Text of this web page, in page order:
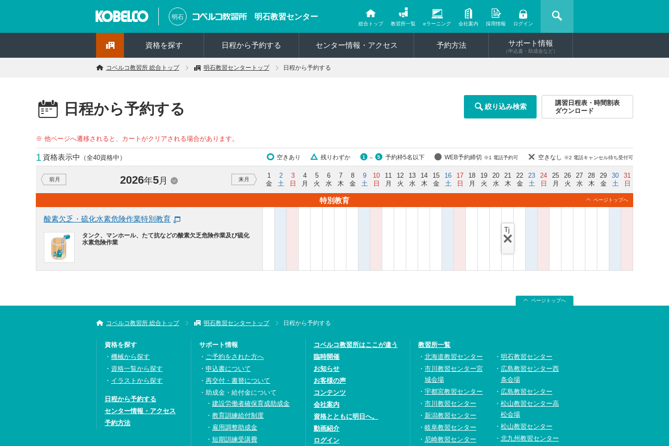
明石 明石教習センター
総合トップ 教習所一覧 eラーニング 会社案内 採用情報 ログイン
資格を探す 日程から予約する センター情報・アクセス 予約方法 サポート情報
（申込書・助成金など）
コベルコ教習所 総合トップ 明石教習センタートップ 日程から予約する
日程から予約する 絞り込み検索
講習日程表・時間割表
ダウンロード
※ 他ページへ遷移されると、カートがクリアされる場合があります。
1 資格表示中 （全40資格中） 空きあり 残りわずか 1 ～ 5 予約枠5名以下 WEB予約締切 ※1 電話予約可 空きなし ※2 電話キャンセル待ち受付可
前月 2026年5月 来月
1
金
2
土
3
日
4
月
5
火
6
水
7
木
8
金
9
土
10
日
11
月
12
火
13
水
14
木
15
金
16
土
17
日
18
月
19
火
20
水
21
木
22
金
23
土
24
日
25
月
26
火
27
水
28
木
29
金
30
土
31
日
特別教育 ページトップへ
酸素欠乏・硫化水素危険作業特別教育
タンク、マンホール、たて抗などの酸素欠乏危険作業及び硫化
水素危険作業
Tj
ページトップへ
コベルコ教習所 総合トップ 明石教習センタートップ 日程から予約する
資格を探す
機械から探す
資格一覧から探す
イラストから探す
日程から予約する
センター情報・アクセス
予約方法
サポート情報
ご予約をされた方へ
申込書について
再交付・書替について
助成金・給付金について
建設労働者確保育成助成金
教育訓練給付制度
雇用調整助成金
短期訓練受講費
コベルコ教習所はここが違う
臨時開催
お知らせ
お客様の声
コンテンツ
会社案内
資格とともに明日へ。
動画紹介
ログイン
教習所一覧
北海道教習センター
市川教習センター宮
城会場
宇都宮教習センター
市川教習センター
新潟教習センター
岐阜教習センター
尼崎教習センター
明石教習センター
広島教習センター西
条会場
広島教習センター
松山教習センター高
松会場
松山教習センター
北九州教習センター